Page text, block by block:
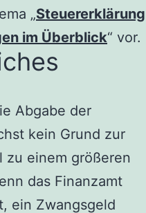
„Steuererklärung
im Überblick“ vor.
Abgabe der
kein Grund zur
zu einem größeren
das Finanzamt
ein Zwangsgeld